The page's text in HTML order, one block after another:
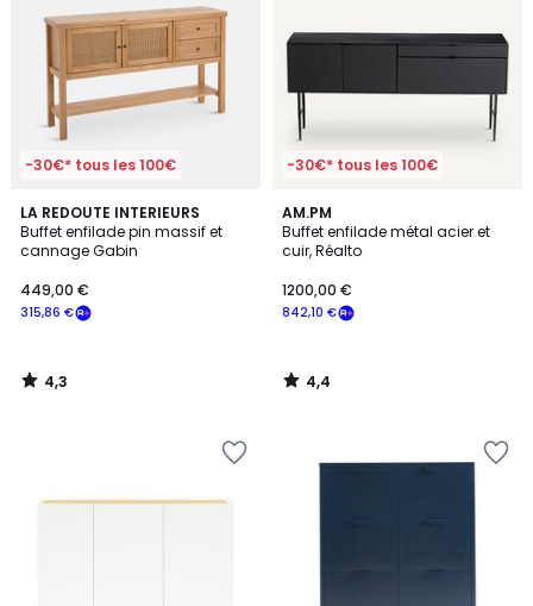
-30€* tous les 100€
LA REDOUTE INTERIEURS
Buffet enfilade pin massif et
cannage Gabin
315,86 €
449,00 €
4,3
/ 5
4,3
/
-30€* tous les 100€
AM.PM
Buffet enfilade métal acier et
cuir, Réalto
842,10 €
1200,00 €
4,4
/ 5
4,4
/